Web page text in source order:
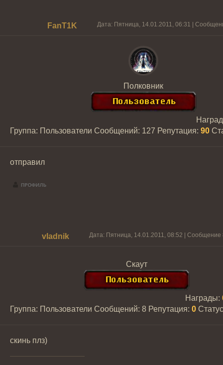
FanT1K Дата: Пятница, 14.01.2011, 06:31 |
Полковник
Группа: Пользователи Сообщений: 127 Репутация: 90
отправил
vladnik Дата: Пятница, 14.01.2011, 08:52 |
Скаут
Группа: Пользователи Сообщений: 8
Награды:
Репутация: 0
скинь плз)